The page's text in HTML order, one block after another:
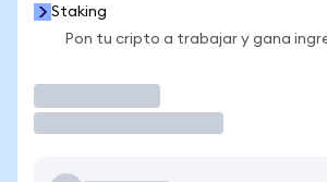
Staking
Pon tu cripto a trabajar y gana